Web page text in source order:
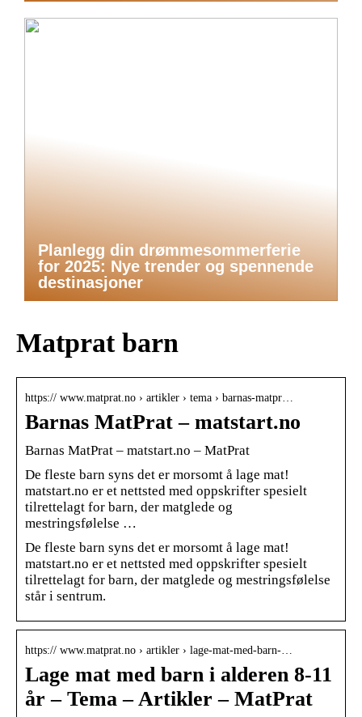
Planlegg din drømmesommerferie
for 2025: Nye trender og spennende
destinasjoner
Matprat barn
https:// www.matprat.no › artikler › tema › barnas-matpr…
Barnas MatPrat – matstart.no
Barnas MatPrat – matstart.no – MatPrat
De fleste barn syns det er morsomt å lage mat!
matstart.no er et nettsted med oppskrifter spesielt
tilrettelagt for barn, der matglede og
mestringsfølelse …
De fleste barn syns det er morsomt å lage mat!
matstart.no er et nettsted med oppskrifter spesielt
tilrettelagt for barn, der matglede og mestringsfølelse
står i sentrum.
https:// www.matprat.no › artikler › lage-mat-med-barn-…
Lage mat med barn i alderen 8-11
år – Tema – Artikler – MatPrat